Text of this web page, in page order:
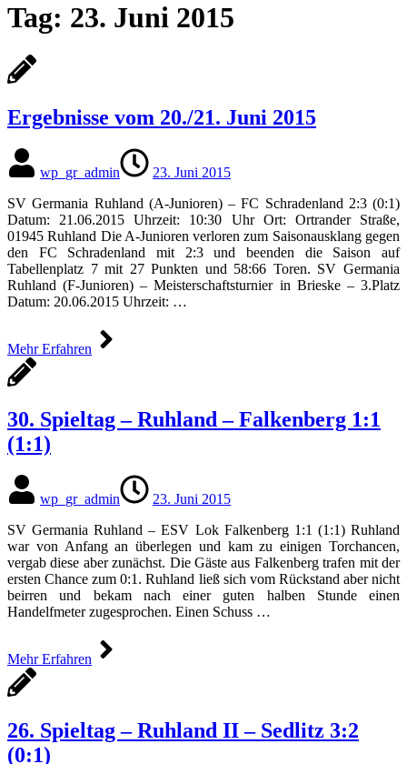
Tag: 23. Juni 2015
Ergebnisse vom 20./21. Juni 2015
wp_gr_admin
23. Juni 2015
SV Germania Ruhland (A-Junioren) – FC Schradenland 2:3 (0:1)
Datum: 21.06.2015 Uhrzeit: 10:30 Uhr Ort: Ortrander Straße,
01945 Ruhland Die A-Junioren verloren zum Saisonausklang gegen
den FC Schradenland mit 2:3 und beenden die Saison auf
Tabellenplatz 7 mit 27 Punkten und 58:66 Toren. SV Germania
Ruhland (F-Junioren) – Meisterschaftsturnier in Brieske – 3.Platz
Datum: 20.06.2015 Uhrzeit: …
Mehr Erfahren
30. Spieltag – Ruhland – Falkenberg 1:1
(1:1)
wp_gr_admin
23. Juni 2015
SV Germania Ruhland – ESV Lok Falkenberg 1:1 (1:1) Ruhland
war von Anfang an überlegen und kam zu einigen Torchancen,
vergab diese aber zunächst. Die Gäste aus Falkenberg trafen mit der
ersten Chance zum 0:1. Ruhland ließ sich vom Rückstand aber nicht
beirren und bekam nach einer guten halben Stunde einen
Handelfmeter zugesprochen. Einen Schuss …
Mehr Erfahren
26. Spieltag – Ruhland II – Sedlitz 3:2
(0:1)